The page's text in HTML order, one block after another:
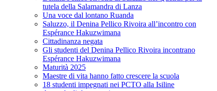
tutela della Salamandra di Lanza
Una voce dal lontano Ruanda
Saluzzo, il Denina Pellico Rivoira all’incontro con
Espérance Hakuzwimana
Cittadinanza negata
Gli studenti del Denina Pellico Rivoira incontrano
Espérance Hakuzwimana
Maturità 2025
Maestre di vita hanno fatto crescere la scuola
18 studenti impegnati nei PCTO alla Isiline